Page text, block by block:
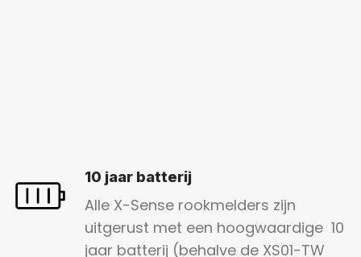
10 jaar batterij
Alle X-Sense rookmelders zijn
uitgerust met een hoogwaardige 10
jaar batterij (behalve de XS01-TW